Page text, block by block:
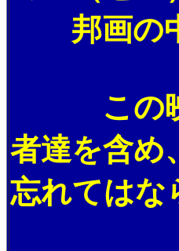
邦画の中
この映画
者達を含め
忘れてはな